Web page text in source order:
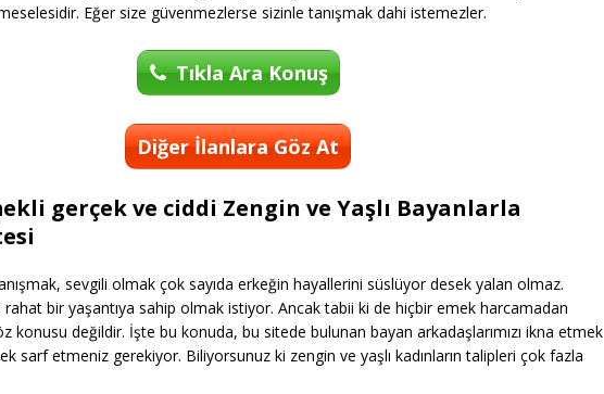
Eğer size güvenmezlerse sizinle tanışmak dahi istemezler.
Tıkla Ara Konuş
Diğer İlanlara Göz At
gerçek ve ciddi Zengin ve Yaşlı Bayanlarla
sevgili olmak çok sayıda erkeğin hayallerini süslüyor desek yalan olmaz.
bir yaşantıya sahip olmak istiyor. Ancak tabii ki de hiçbir emek harcamadan
konusu değildir. İşte bu konuda, bu sitede bulunan bayan arkadaşlarımızı ikna etmek
sarf etmeniz gerekiyor. Biliyorsunuz ki zengin ve yaşlı kadınların talipleri çok fazla